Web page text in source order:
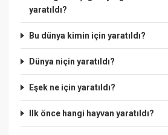
yaratıldı?
Bu dünya kimin için yaratıldı?
Dünya niçin yaratıldı?
Eşek ne için yaratıldı?
Ilk önce hangi hayvan yaratıldı?